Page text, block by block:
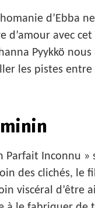
d’Ebba
d’amour avec
Pyykkö
les pistes
Inconnu »
des clichés, le
viscéral d’être